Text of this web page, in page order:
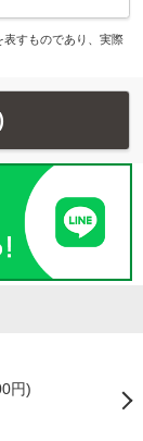
すものであり、実際
円)